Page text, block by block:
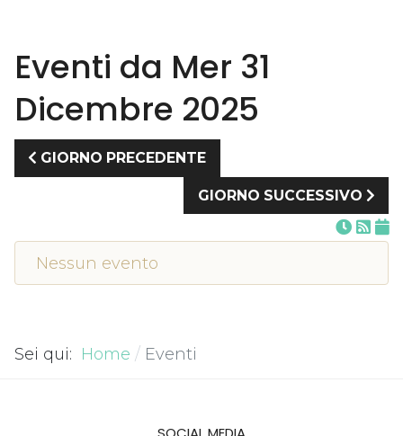
Eventi da Mer 31
Dicembre 2025
GIORNO PRECEDENTE
GIORNO SUCCESSIVO
Nessun evento
Sei qui: Home Eventi